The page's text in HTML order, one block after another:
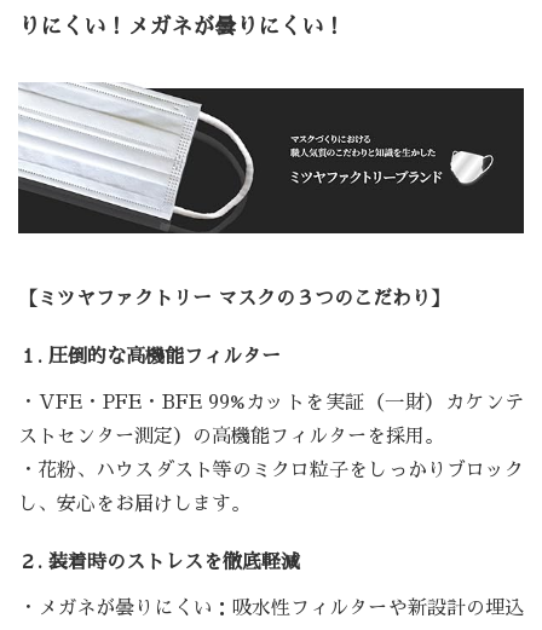
りにくい！メガネが曇りにくい！
【ミツヤファクトリー マスクの３つのこだわり】
１. 圧倒的な高機能フィルター
・VFE・PFE・BFE 99%カットを実証（一財）カケンテ
ストセンター測定）の高機能フィルターを採用。
・花粉、ハウスダスト等のミクロ粒子をしっかりブロック
し、安心をお届けします。
２. 装着時のストレスを徹底軽減
・メガネが曇りにくい：吸水性フィルターや新設計の埋込